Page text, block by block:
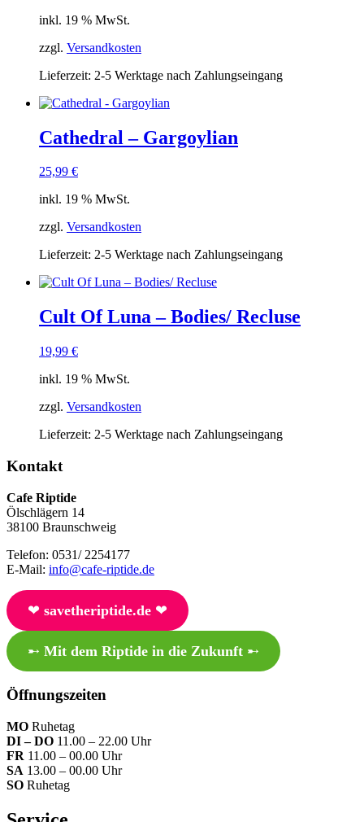
inkl. 19 % MwSt.
zzgl. Versandkosten
Lieferzeit: 2-5 Werktage nach Zahlungseingang
Cathedral – Gargoylian
25,99 €
inkl. 19 % MwSt.
zzgl. Versandkosten
Lieferzeit: 2-5 Werktage nach Zahlungseingang
Cult Of Luna – Bodies/ Recluse
19,99 €
inkl. 19 % MwSt.
zzgl. Versandkosten
Lieferzeit: 2-5 Werktage nach Zahlungseingang
Kontakt
Cafe Riptide
Ölschlägern 14
38100 Braunschweig
Telefon: 0531/ 2254177
E-Mail: info@cafe-riptide.de
❤︎ savetheriptide.de❤︎
➸ Mit dem Riptide in die Zukunft➸
Öffnungszeiten
MO Ruhetag
DI – DO 11.00 – 22.00 Uhr
FR 11.00 – 00.00 Uhr
SA 13.00 – 00.00 Uhr
SO Ruhetag